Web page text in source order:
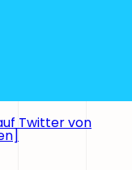
Twitter von